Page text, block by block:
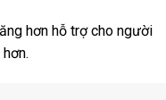
hơn hỗ trợ cho người